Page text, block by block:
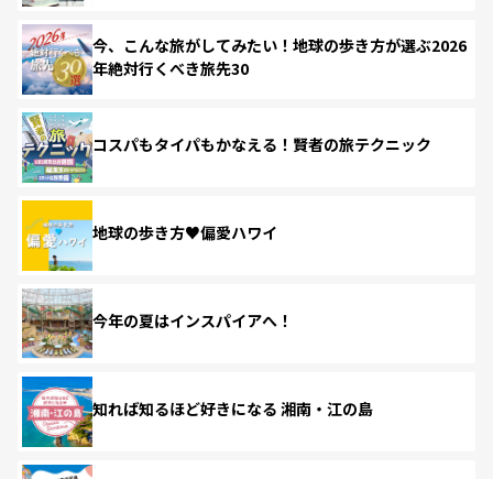
今、こんな旅がしてみたい！地球の歩き方が選ぶ2026
年絶対行くべき旅先30
コスパもタイパもかなえる！賢者の旅テクニック
地球の歩き方♥偏愛ハワイ
今年の夏はインスパイアへ！
知れば知るほど好きになる 湘南・江の島